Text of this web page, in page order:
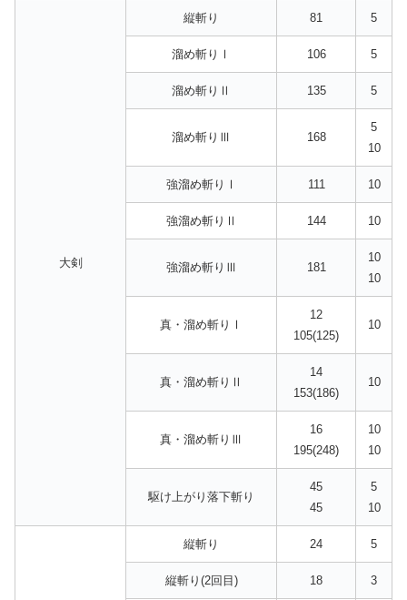
大剣
縦斬り 81 5
溜め斬りⅠ 106 5
溜め斬りⅡ 135 5
溜め斬りⅢ 168
5
10
強溜め斬りⅠ 111 10
強溜め斬りⅡ 144 10
強溜め斬りⅢ 181
10
10
真・溜め斬りⅠ
12
105(125)
10
真・溜め斬りⅡ
14
153(186)
10
真・溜め斬りⅢ
16
195(248)
10
10
駆け上がり落下斬り
45
45
5
10
縦斬り 24 5
縦斬り(2回目) 18 3